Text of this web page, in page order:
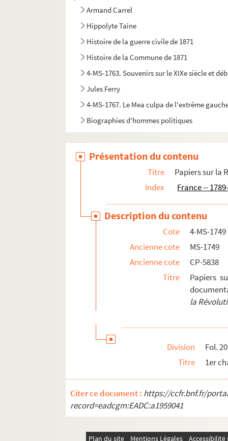
Armand Carrel
Hippolyte Taine
Histoire de la guerre civile de 1871
Histoire de la Commune de 1871
4-MS-1763. Souvenirs sur le XIXe siècle et
Jules Ferry
4-MS-1767. Le Mea culpa de l'extrême
Biographies d'hommes politiques
Présentation du contenu
Titre
Papiers sur la
Index
France --
Description du contenu
Cote
4-MS-1749
Ancienne cote
MS-1749
Ancienne cote
CP-5838
Titre
Papiers
la
Division
Fol. 20
Titre
1er
Citer ce document : https://ccfr.bnf.fr/
record=eadcgm:EADC:a1959041
Plan du site Mentions Légales